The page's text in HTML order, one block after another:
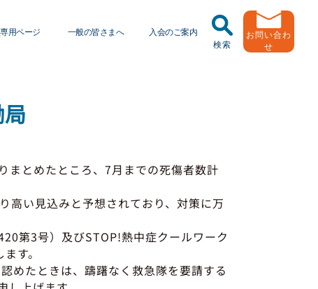
用ページ
員メール登録・会員情報変更
有車両台数変更
一般の皆さまへ
入会のご案内
検索
お問い合わ
せ
まとめたところ、7月までの死傷者数計
高い見込みと予想されており、対策に万
第3号）及びSTOP!熱中症クールワーク
す。
めたときは、躊躇なく救急隊を要請する